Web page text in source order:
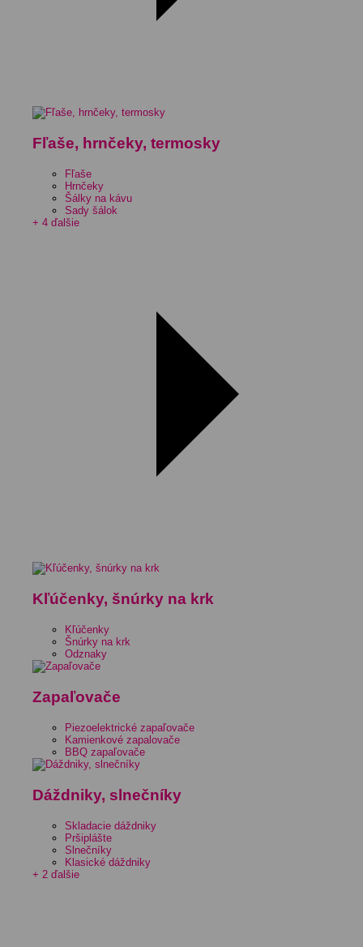
Fľaše, hrnčeky, termosky
Fľaše
Hrnčeky
Šálky na kávu
Sady šálok
+ 4 ďalšie
Kľúčenky, šnúrky na krk
Kľúčenky
Šnúrky na krk
Odznaky
Zapaľovače
Piezoelektrické zapaľovače
Kamienkové zapalovače
BBQ zapaľovače
Dáždniky, slnečníky
Skladacie dáždniky
Pršiplášte
Slnečníky
Klasické dáždniky
+ 2 ďalšie